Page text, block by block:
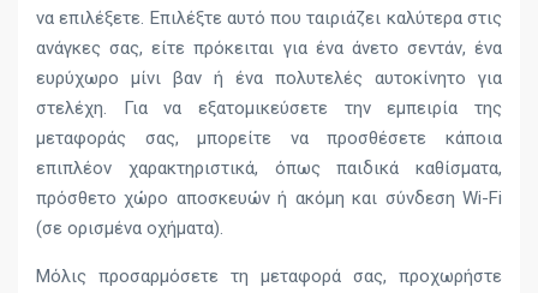
να επιλέξετε. Επιλέξτε αυτό που ταιριάζει καλύτερα στις
ανάγκες σας, είτε πρόκειται για ένα άνετο σεντάν, ένα
ευρύχωρο μίνι βαν ή ένα πολυτελές αυτοκίνητο για
στελέχη. Για να εξατομικεύσετε την εμπειρία της
μεταφοράς σας, μπορείτε να προσθέσετε κάποια
επιπλέον χαρακτηριστικά, όπως παιδικά καθίσματα,
πρόσθετο χώρο αποσκευών ή ακόμη και σύνδεση Wi-Fi
(σε ορισμένα οχήματα).
Μόλις προσαρμόσετε τη μεταφορά σας, προχωρήστε